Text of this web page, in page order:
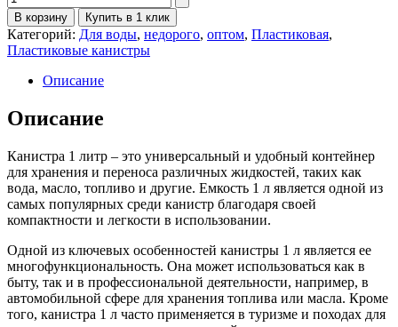
В корзину Купить в 1 клик
Категорий: Для воды, недорого, оптом, Пластиковая,
Пластиковые канистры
Описание
Описание
Канистра 1 литр – это универсальный и удобный контейнер
для хранения и переноса различных жидкостей, таких как
вода, масло, топливо и другие. Емкость 1 л является одной из
самых популярных среди канистр благодаря своей
компактности и легкости в использовании.
Одной из ключевых особенностей канистры 1 л является ее
многофункциональность. Она может использоваться как в
быту, так и в профессиональной деятельности, например, в
автомобильной сфере для хранения топлива или масла. Кроме
того, канистра 1 л часто применяется в туризме и походах для